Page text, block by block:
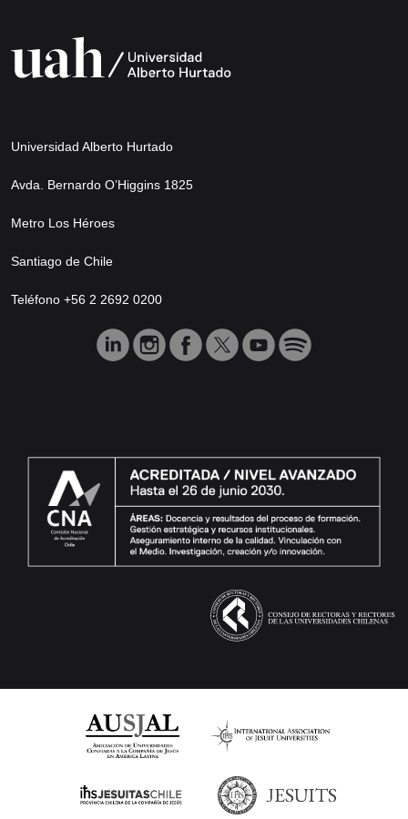
Universidad Alberto Hurtado
Avda. Bernardo O’Higgins 1825
Metro Los Héroes
Santiago de Chile
Teléfono +56 2 2692 0200